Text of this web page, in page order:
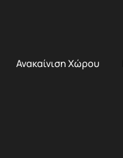
Ανακαίνιση Χώρου